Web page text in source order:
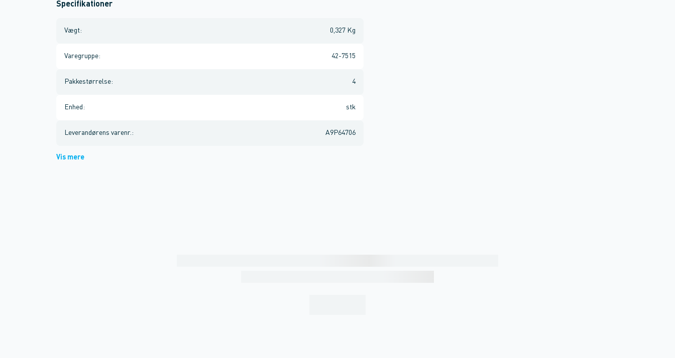
Specifikationer
Vægt: 0,327 Kg
Varegruppe: 42-7515
Pakkestørrelse: 4
Enhed : stk
Leverandørens varenr. : A9P64706
Vis mere